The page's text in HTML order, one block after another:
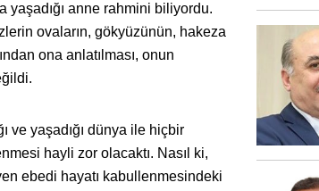
anne rahmini biliyordu.
ovaların, gökyüzünün, hakeza
ona anlatılması, onun
ve yaşadığı dünya ile hiçbir
hayli zor olacaktı. Nasıl ki,
ebedi hayatı kabullenmesindeki